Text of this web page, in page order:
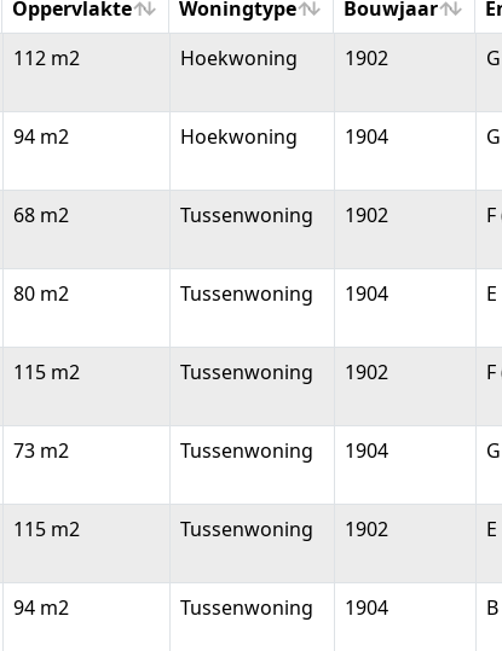
Oppervlakte Woningtype Bouwjaar
Oppervlakte Woningtype Bouwjaar
112 m2 Hoekwoning 1902
94 m2 Hoekwoning 1904
68 m2 Tussenwoning 1902
80 m2 Tussenwoning 1904 E
115 m2 Tussenwoning 1902
73 m2 Tussenwoning 1904 G
115 m2 Tussenwoning 1902 E
94 m2 Tussenwoning 1904 B